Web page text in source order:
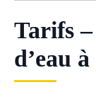
Tarifs
d’eau